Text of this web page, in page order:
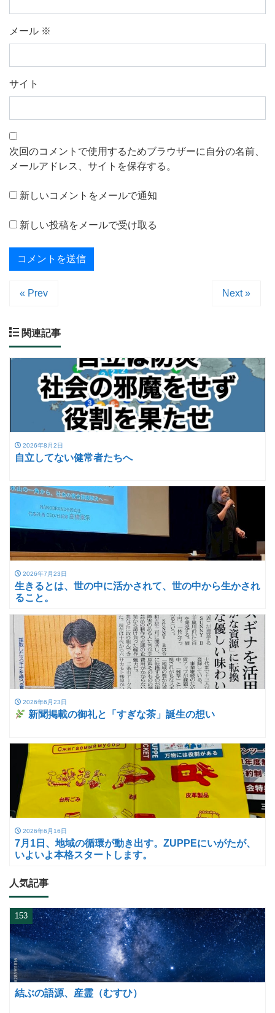
メール ※
サイト
次回のコメントで使用するためブラウザーに自分の名前、
メールアドレス、サイトを保存する。
新しいコメントをメールで通知
新しい投稿をメールで受け取る
« Prev Next »
関連記事
2026年8月2日
自立してない健常者たちへ
2026年7月23日
生きるとは、世の中に活かされて、世の中から生かされ
ること。
2026年6月23日
新聞掲載の御礼と「すぎな茶」誕生の想い
2026年6月16日
7月1日、地域の循環が動き出す。ZUPPEにいがたが、
いよいよ本格スタートします。
人気記事
結ぶの語源、産霊（むすひ）
153